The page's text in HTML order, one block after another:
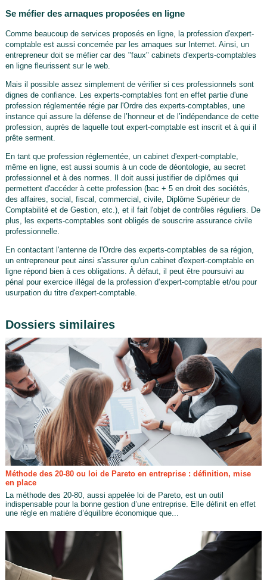
Se méfier des arnaques proposées en ligne
Comme beaucoup de services proposés en ligne, la profession d'expert-
comptable est aussi concernée par les arnaques sur Internet. Ainsi, un
entrepreneur doit se méfier car des "faux" cabinets d'experts-comptables
en ligne fleurissent sur le web.
Mais il possible assez simplement de vérifier si ces professionnels sont
dignes de confiance. Les experts-comptables font en effet partie d'une
profession réglementée régie par l'Ordre des experts-comptables, une
instance qui assure la défense de l’honneur et de l’indépendance de cette
profession, auprès de laquelle tout expert-comptable est inscrit et à qui il
prête serment.
En tant que profession réglementée, un cabinet d'expert-comptable,
même en ligne, est aussi soumis à un code de déontologie, au secret
professionnel et à des normes. Il doit aussi justifier de diplômes qui
permettent d'accéder à cette profession (bac + 5 en droit des sociétés,
des affaires, social, fiscal, commercial, civile, Diplôme Supérieur de
Comptabilité et de Gestion, etc.), et il fait l'objet de contrôles réguliers. De
plus, les experts-comptables sont obligés de souscrire assurance civile
professionnelle.
En contactant l'antenne de l'Ordre des experts-comptables de sa région,
un entrepreneur peut ainsi s'assurer qu'un cabinet d'expert-comptable en
ligne répond bien à ces obligations. À défaut, il peut être poursuivi au
pénal pour exercice illégal de la profession d’expert-comptable et/ou pour
usurpation du titre d'expert-comptable.
Dossiers similaires
Méthode des 20-80 ou loi de Pareto en entreprise : définition, mise
en place
La méthode des 20-80, aussi appelée loi de Pareto, est un outil
indispensable pour la bonne gestion d’une entreprise. Elle définit en effet
une règle en matière d’équilibre économique que...